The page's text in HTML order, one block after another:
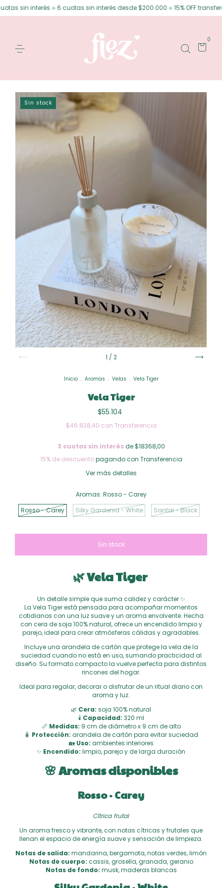
⟡ 6 cuotas sin interés desde $200.000 ⟡ 15% OFF transferencia
0
Sin stock
1 / 2
Inicio . Aromas . Velas . Vela Tiger
Vela Tiger
$55.104
$46.838,40 con Transferencia
3 cuotas sin interésde $18368,00
15% de descuentopagando con Transferencia
Ver más detalles
Aromas: Rosso - Carey
Rosso - Carey
Silky Gardenia - White Santal - Black
🌿 Vela Tiger
Un detalle simple que suma calidez y carácter ✨
La Vela Tiger está pensada para acompañar momentos
cotidianos con una luz suave y un aroma envolvente. Hecha
con cera de soja 100% natural, ofrece un encendido limpio y
parejo, ideal para crear atmósferas cálidas y agradables.
Incluye una arandela de cartón que protege la vela de la
suciedad cuando no está en uso, sumando practicidad al
diseño. Su formato compacto la vuelve perfecta para distintos
rincones del hogar.
Ideal para regalar, decorar o disfrutar de un ritual diario con
aroma y luz.
🌿 Cera: soja 100% natural
🕯 Capacidad: 320 ml
📏 Medidas: 9 cm de diámetro x 9 cm de alto
🧴 Protección: arandela de cartón para evitar suciedad
🏡 Uso: ambientes interiores
✨ Encendido: limpio, parejo y de larga duración
🌸 Aromas disponibles
Rosso · Carey
Cítrica frutal
Un aroma fresco y vibrante, con notas cítricas y frutales que
llenan el espacio de energía suave y sensación de limpieza.
Notas de salida: mandarina, bergamota, notas verdes, limón
Notas de cuerpo: cassis, grosella, granada, geranio
Notas de fondo: musk, maderas blancas